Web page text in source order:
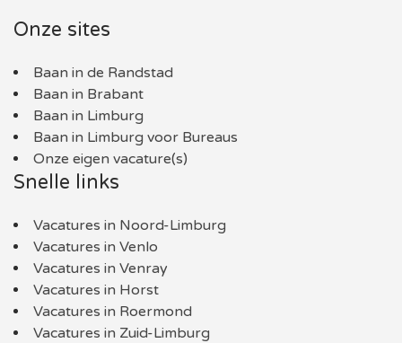
baaninlimburg.nl
BaaninLimburgNL
baaninlimburg.nl
Onze sites
Baan in de Randstad
Baan in Brabant
Baan in Limburg
Baan in Limburg voor Bureaus
Onze eigen vacature(s)
Snelle links
Vacatures in Noord-Limburg
Vacatures in Venlo
Vacatures in Venray
Vacatures in Horst
Vacatures in Roermond
Vacatures in Zuid-Limburg